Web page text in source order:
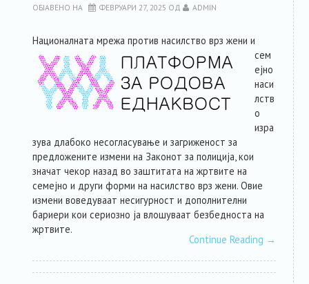
ОБЈАВЕНО НА ФЕВРУАРИ 27, 2025 ОД ADMIN
Националната мрежа против насилство врз жени и
сем
ејно
наси
лств
о
изра
зува длабоко несогласување и загриженост за
предложените измени на Законот за полиција, кои
значат чекор назад во заштитата на жртвите на
семејно и други форми на насилство врз жени. Овие
измени воведуваат несигурност и дополнителни
бариери кои сериозно ја влошуваат безбедноста на
жртвите.
Continue Reading →